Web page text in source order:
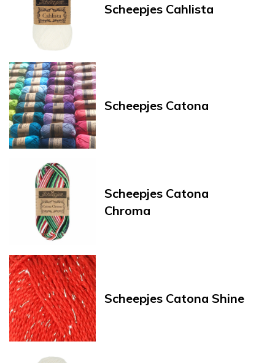
Scheepjes Cahlista
Scheepjes Catona
Scheepjes Catona
Chroma
Scheepjes Catona Shine